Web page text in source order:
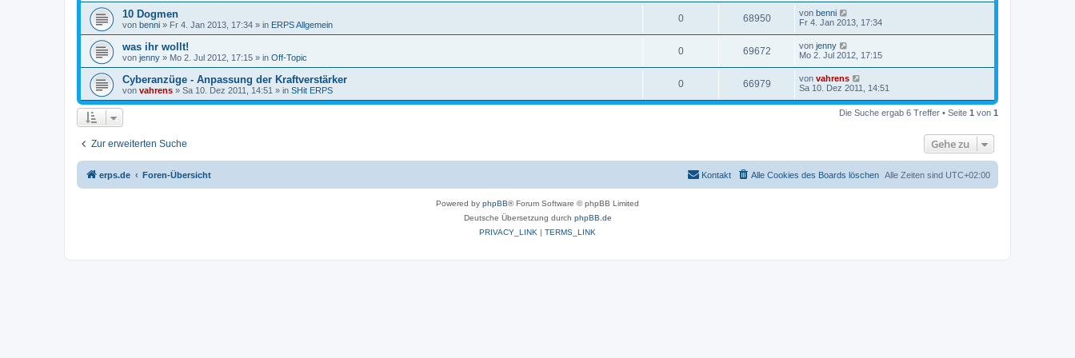
10 Dogmen
von benni » Fr 4. Jan 2013, 17:34 » in ERPS Allgemein
0 68950 von benni
Fr 4. Jan 2013, 17:34
was ihr wollt!
von jenny » Mo 2. Jul 2012, 17:15 » in Off-Topic
0 69672 von jenny
Mo 2. Jul 2012, 17:15
Cyberanzüge - Anpassung der Kraftverstärker
von vahrens » Sa 10. Dez 2011, 14:51 » in SHit ERPS
0 66979 von vahrens
Sa 10. Dez 2011, 14:51
Die Suche ergab 6 Treffer • Seite 1 von 1
Zur erweiterten Suche Gehe zu
erps.de Foren-Übersicht Alle Zeiten sind UTC+02:00
Alle Cookies des Boards löschen
Kontakt
Powered by phpBB® Forum Software © phpBB Limited
Deutsche Übersetzung durch phpBB.de
PRIVACY_LINK | TERMS_LINK